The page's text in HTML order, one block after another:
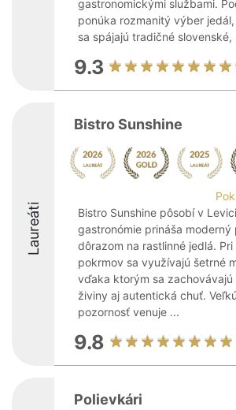
gastronomickými službami.
ponúka rozmanitý výber
sa spájajú tradičné slovenské,
9.3
Laureáti
Bistro Sunshine
Bistro Sunshine pôsobí v
gastronómie prináša moderný
dôrazom na rastlinné jedlá.
pokrmov sa využívajú šetrné
vďaka ktorým sa zachovávajú
živiny aj autentická chuť. Veľkú
pozornosť venuje ...
9.8
Polievkári